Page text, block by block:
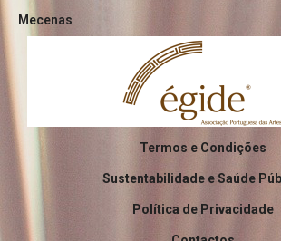
Mecenas
Termos e Condições
Sustentabilidade e Saúde
Política de Privacidade